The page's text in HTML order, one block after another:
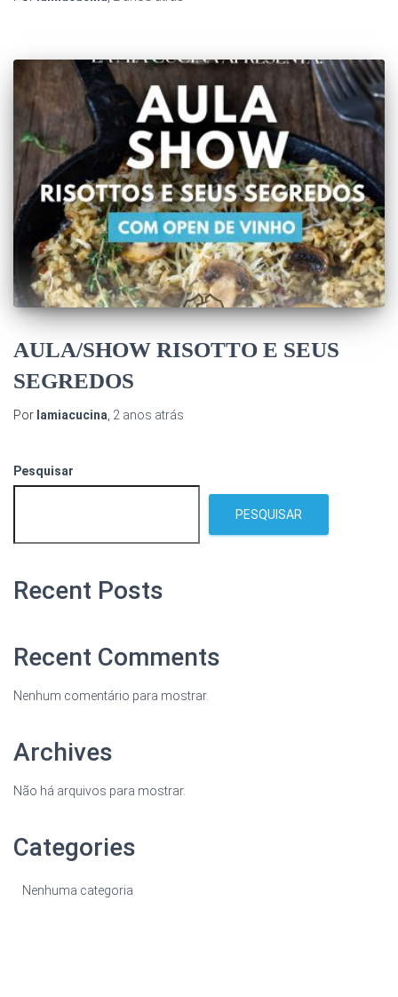
AULA/SHOW RISOTTO E SEUS
SEGREDOS
Por lamiacucina 2 anos atrás
Pesquisar
PESQUISAR
Recent Posts
Recent Comments
Nenhum comentário para mostrar.
Archives
Não há arquivos para mostrar.
Categories
Nenhuma categoria